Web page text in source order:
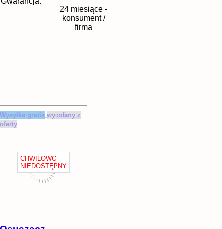
24 miesiące -
konsument /
firma
Wysyłka gratis wycofany z
oferty